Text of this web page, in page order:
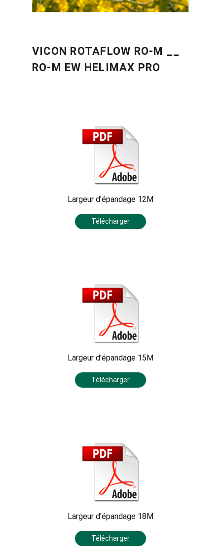
VICON ROTAFLOW RO-M __
RO-M EW HELIMAX PRO
Largeur d'épandage 12M
Télécharger
Largeur d'épandage 15M
Télécharger
Largeur d'épandage 18M
Télécharger